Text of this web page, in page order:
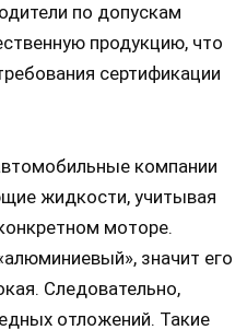
по допускам
продукцию, что
сертификации
компании
жидкости, учитывая
моторе.
значит его
Следовательно,
отложений. Такие